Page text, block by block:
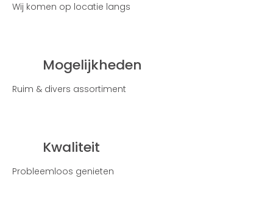
Wij komen op locatie langs
Mogelijkheden
Ruim & divers assortiment
Kwaliteit
Probleemloos genieten